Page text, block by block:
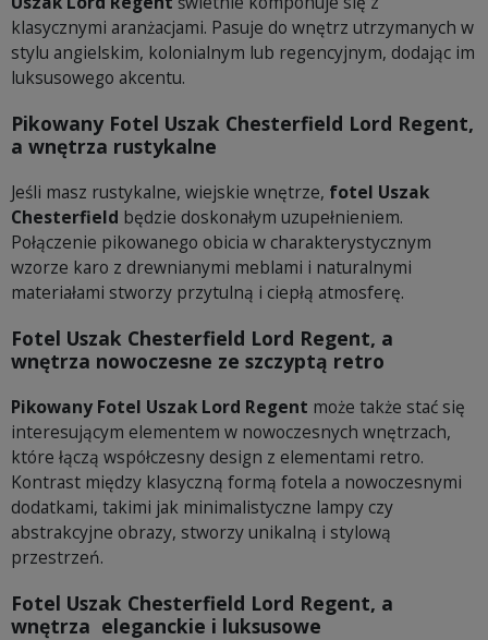
klasycznymi aranżacjami. Pasuje do wnętrz utrzymanych w
stylu angielskim, kolonialnym lub regencyjnym, dodając im
luksusowego akcentu.
Pikowany Fotel Uszak Chesterfield Lord Regent,
a wnętrza rustykalne
Jeśli masz rustykalne, wiejskie wnętrze, fotel Uszak
Chesterfield będzie doskonałym uzupełnieniem.
Połączenie pikowanego obicia w charakterystycznym
wzorze karo z drewnianymi meblami i naturalnymi
materiałami stworzy przytulną i ciepłą atmosferę.
Fotel Uszak Chesterfield Lord Regent, a
wnętrza nowoczesne ze szczyptą retro
Pikowany Fotel Uszak Lord Regent może także stać się
interesującym elementem w nowoczesnych wnętrzach,
które łączą współczesny design z elementami retro.
Kontrast między klasyczną formą fotela a nowoczesnymi
dodatkami, takimi jak minimalistyczne lampy czy
abstrakcyjne obrazy, stworzy unikalną i stylową
przestrzeń.
Fotel Uszak Chesterfield Lord Regent, a
wnętrza eleganckie i luksusowe